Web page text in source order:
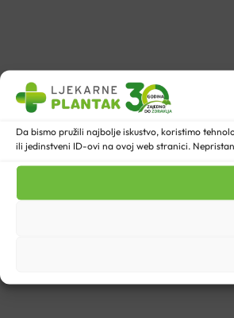
Da bismo pružili najbolje iskustvo, koristimo
ili jedinstveni ID-ovi na ovoj web stranici.